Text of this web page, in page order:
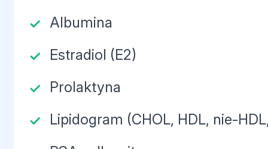
Albumina
Estradiol (E2)
Prolaktyna
Lipidogram (CHOL, HDL, nie-